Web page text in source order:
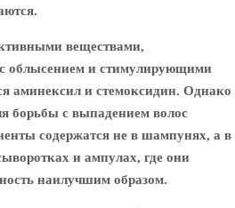
веществами,
облысением и стимулирующими
аминексил и стемоксидин. Однако
борьбы с выпадением волос
содержатся не в шампунях, а в
и ампулах, где они
наилучшим образом.